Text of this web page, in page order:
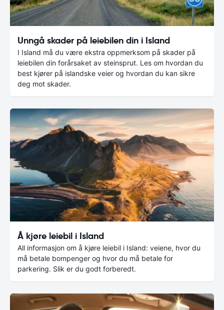
Unngå skader på leiebilen din i Island
I Island må du være ekstra oppmerksom på skader på
leiebilen din forårsaket av steinsprut. Les om hvordan du
best kjører på islandske veier og hvordan du kan sikre
deg mot skader.
Å kjøre leiebil i Island
All informasjon om å kjøre leiebil i Island: veiene, hvor du
må betale bompenger og hvor du må betale for
parkering. Slik er du godt forberedt.